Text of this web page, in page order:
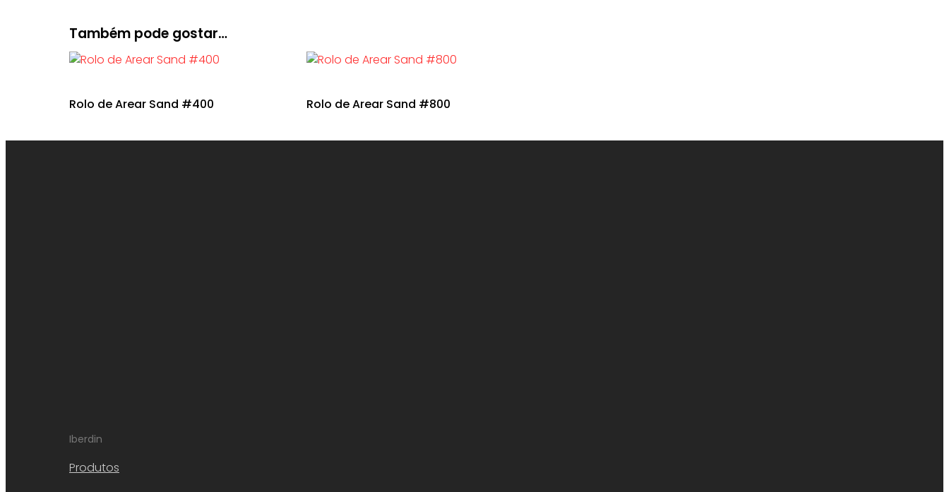
Também pode gostar…
Rolo de Arear Sand #400 Rolo de Arear Sand #800
Iberdin
Produtos